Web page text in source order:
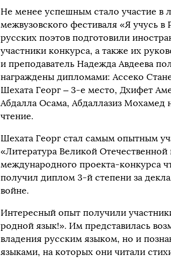
Не менее успешным стало участие в
межвузовского фестиваля «Я учусь
русских поэтов подготовили
участники конкурса, а также их
и преподаватель Надежда Авдеева
награждены дипломами: Ассеко
Шехата Георг – 3-е место, Дхифет
Абдалла Осама, Абдаллазиз Мохамед
чтение.
Шехата Георг стал самым опытным
«Литература Великой
международного проекта-конкурса
получил диплом 3-й степени за
войне.
Интересный опыт получили
родной язык!». Им представилась
владения русским языком, но и
языками, на которых они читали